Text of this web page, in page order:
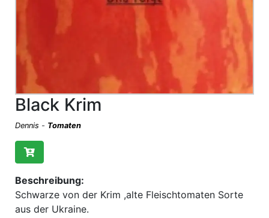
Black Krim
Dennis - Tomaten
Beschreibung:
Schwarze von der Krim ,alte Fleischtomaten Sorte
aus der Ukraine.